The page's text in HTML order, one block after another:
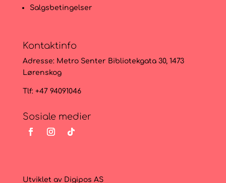
Salgsbetingelser
Kontaktinfo
Adresse: Metro Senter Bibliotekgata 30, 1473
Lørenskog
Tlf: +47 94091046
Sosiale medier
Utviklet av Digipos AS